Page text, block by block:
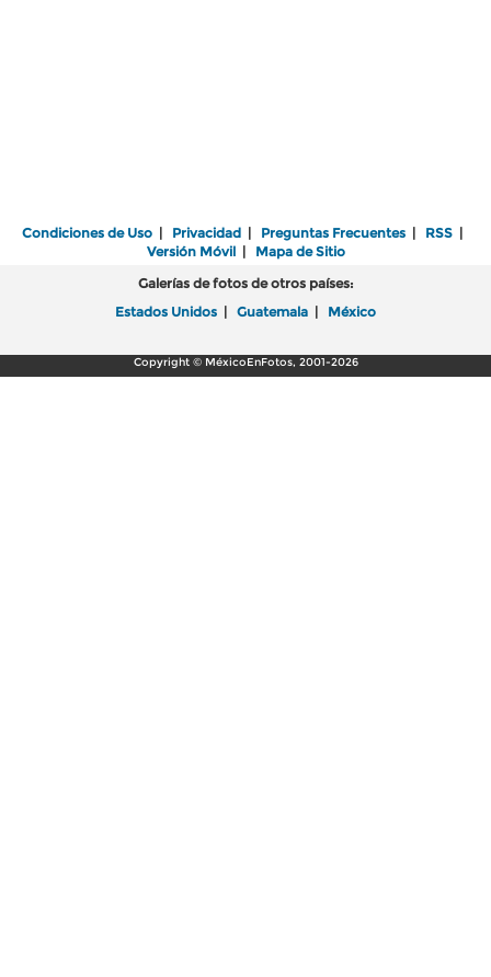
Condiciones de Uso | Privacidad | Preguntas Frecuentes | RSS |
Versión Móvil| Mapa de Sitio
Galerías de fotos de otros países:
Estados Unidos | Guatemala | México
Copyright © MéxicoEnFotos, 2001-2026